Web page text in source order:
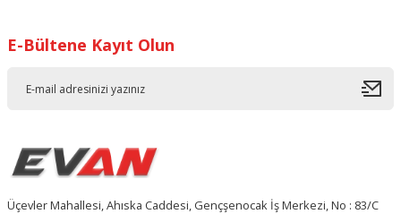
E-Bültene Kayıt Olun
Üçevler Mahallesi, Ahıska Caddesi, Gençşenocak İş Merkezi, No : 83/C